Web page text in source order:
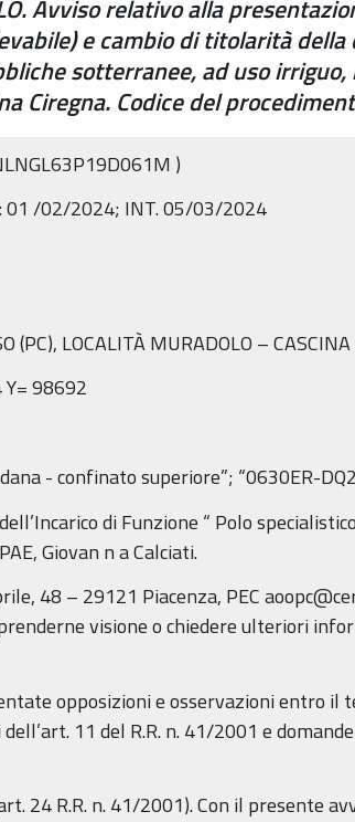
Avviso relativo alla
e cambio di titolarità della
sotterranee, ad uso
Ciregna. Codice del
)
01 /02/2024; INT. 05/03/2024
(PC), LOCALITÀ MURADOLO –
Y=98692
- confinato superiore”; “0630ER-
di Funzione “ Polo
Giovan na Calciati.
48 – 29121 Piacenza, PEC
visione o chiedere ulteriori
opposizioni e osservazioni entro il
11 del R.R. n. 41/2001 e
24 R.R. n. 41/2001). Con il presente